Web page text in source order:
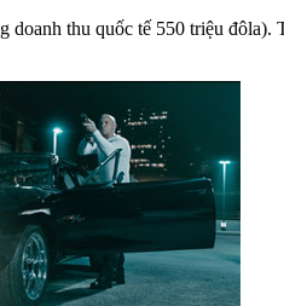
doanh thu quốc tế 550 triệu